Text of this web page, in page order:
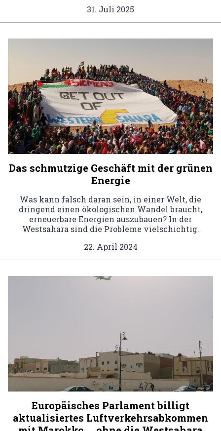
31. Juli 2025
Das schmutzige Geschäft mit der grünen
Energie
Was kann falsch daran sein, in einer Welt, die
dringend einen ökologischen Wandel braucht,
erneuerbare Energien auszubauen? In der
Westsahara sind die Probleme vielschichtig.
22. April 2024
Europäisches Parlament billigt
aktualisiertes Luftverkehrsabkommen